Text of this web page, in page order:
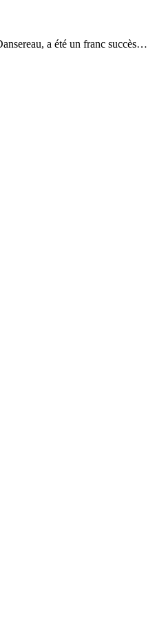
a été un franc succès…